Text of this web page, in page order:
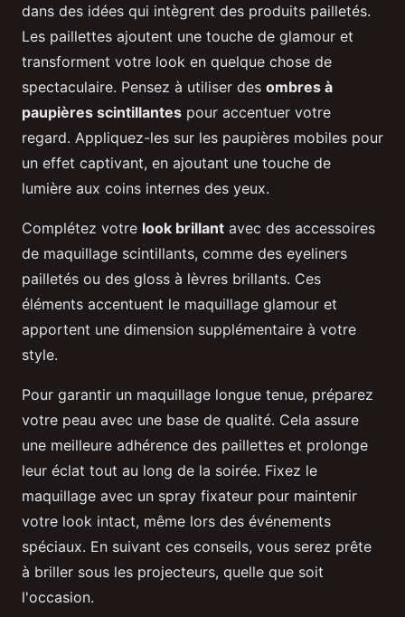
dans des idées qui intègrent des produits pailletés.
Les paillettes ajoutent une touche de glamour et
transforment votre look en quelque chose de
spectaculaire. Pensez à utiliser des ombres à
paupières scintillantes pour accentuer votre
regard. Appliquez-les sur les paupières mobiles pour
un effet captivant, en ajoutant une touche de
lumière aux coins internes des yeux.
Complétez votre look brillant avec des accessoires
de maquillage scintillants, comme des eyeliners
pailletés ou des gloss à lèvres brillants. Ces
éléments accentuent le maquillage glamour et
apportent une dimension supplémentaire à votre
style.
Pour garantir un maquillage longue tenue, préparez
votre peau avec une base de qualité. Cela assure
une meilleure adhérence des paillettes et prolonge
leur éclat tout au long de la soirée. Fixez le
maquillage avec un spray fixateur pour maintenir
votre look intact, même lors des événements
spéciaux. En suivant ces conseils, vous serez prête
à briller sous les projecteurs, quelle que soit
l'occasion.